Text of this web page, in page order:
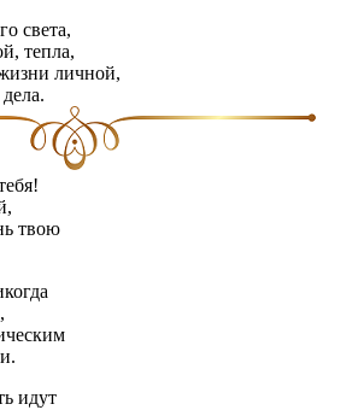
света,
тепла,
личной,
твою
идут